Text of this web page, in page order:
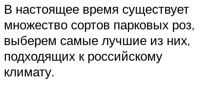
В настоящее время существует
множество сортов парковых роз,
выберем самые лучшие из них,
подходящих к российскому
климату.